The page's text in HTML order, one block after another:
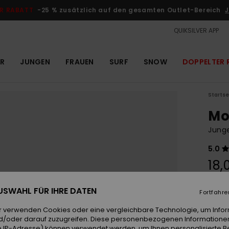
RABATT -25 % zusätzlich auf den gesamten Outlet-Bereich
QUIKSILVER APP
JUNGEN FRAUEN SURF SNOW DOPPELTER
5.0
Farbe
FÜR IHRE DATEN
verwenden Cookies oder eine vergleichbare Technologie, um
oder darauf zuzugreifen. Diese personenbezogenen